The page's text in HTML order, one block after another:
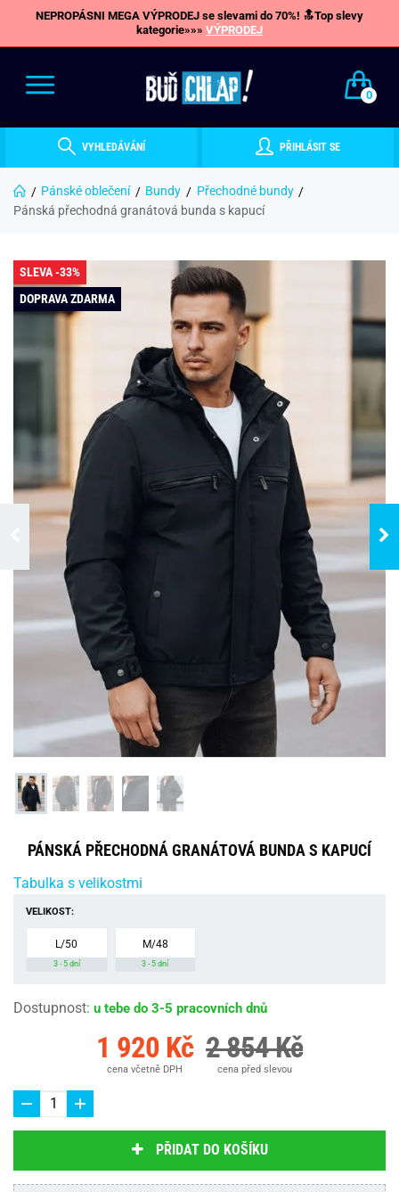
NEPROPÁSNI MEGA VÝPRODEJ se slevami do 70%! 🔝Top slevy
kategorie»»» VÝPRODEJ
0
VYHLEDÁVÁNÍ PŘIHLÁSIT SE
Pánské oblečení Bundy
Přechodné bundy
Pánská přechodná granátová bunda s kapucí
SLEVA -33%
DOPRAVA ZDARMA
PÁNSKÁ PŘECHODNÁ GRANÁTOVÁ BUNDA S KAPUCÍ
Tabulka s velikostmi
VELIKOST:
L/50
3 - 5 dní
M/48
3 - 5 dní
Dostupnost: u tebe do 3-5 pracovních dnů
1 920 Kč
cena včetně DPH
2 854 Kč
cena před slevou
PŘIDAT DO KOŠÍKU